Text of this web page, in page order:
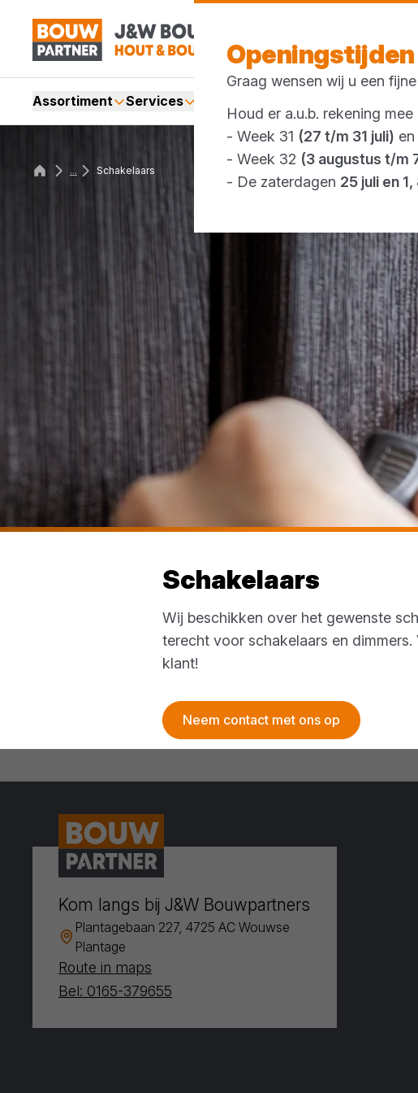
Assortiment Services
... Schakelaars
Schakelaars
Wij beschikken over het gewenste
terecht voor schakelaars en
klant!
Neem contact met ons op
Graag wensen wij u een
Houd er a.u.b. rekening
- Week 31 (27 t/m 31 juli)
- Week 32 (3 augustus t/m
- De zaterdagen 25 juli en
Kom langs bij J&W Bouwpartners
Plantagebaan 227, 4725 AC Wouwse
Plantage
Route in maps
Bel: 0165-379655